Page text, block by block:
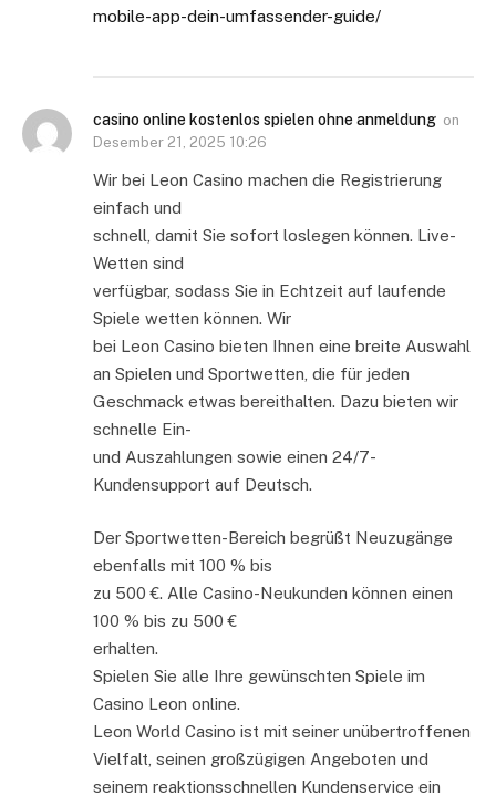
mobile-app-dein-umfassender-guide/
casino online kostenlos spielen ohne anmeldung on
Desember 21, 2025 10:26
Wir bei Leon Casino machen die Registrierung
einfach und
schnell, damit Sie sofort loslegen können. Live-
Wetten sind
verfügbar, sodass Sie in Echtzeit auf laufende
Spiele wetten können. Wir
bei Leon Casino bieten Ihnen eine breite Auswahl
an Spielen und Sportwetten, die für jeden
Geschmack etwas bereithalten. Dazu bieten wir
schnelle Ein-
und Auszahlungen sowie einen 24/7-
Kundensupport auf Deutsch.
Der Sportwetten-Bereich begrüßt Neuzugänge
ebenfalls mit 100 % bis
zu 500 €. Alle Casino-Neukunden können einen
100 % bis zu 500 €
erhalten.
Spielen Sie alle Ihre gewünschten Spiele im
Casino Leon online.
Leon World Casino ist mit seiner unübertroffenen
Vielfalt, seinen großzügigen Angeboten und
seinem reaktionsschnellen Kundenservice ein